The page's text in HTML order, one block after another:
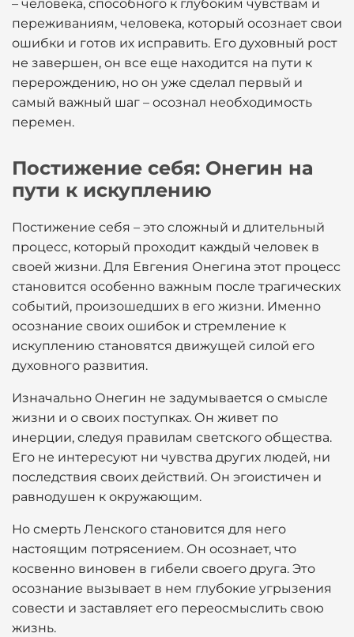
– человека, способного к глубоким чувствам и
переживаниям, человека, который осознает свои
ошибки и готов их исправить. Его духовный рост
не завершен, он все еще находится на пути к
перерождению, но он уже сделал первый и
самый важный шаг – осознал необходимость
перемен.
Постижение себя: Онегин на
пути к искуплению
Постижение себя – это сложный и длительный
процесс, который проходит каждый человек в
своей жизни. Для Евгения Онегина этот процесс
становится особенно важным после трагических
событий, произошедших в его жизни. Именно
осознание своих ошибок и стремление к
искуплению становятся движущей силой его
духовного развития.
Изначально Онегин не задумывается о смысле
жизни и о своих поступках. Он живет по
инерции, следуя правилам светского общества.
Его не интересуют ни чувства других людей, ни
последствия своих действий. Он эгоистичен и
равнодушен к окружающим.
Но смерть Ленского становится для него
настоящим потрясением. Он осознает, что
косвенно виновен в гибели своего друга. Это
осознание вызывает в нем глубокие угрызения
совести и заставляет его переосмыслить свою
жизнь.